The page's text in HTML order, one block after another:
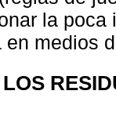
la
en medios